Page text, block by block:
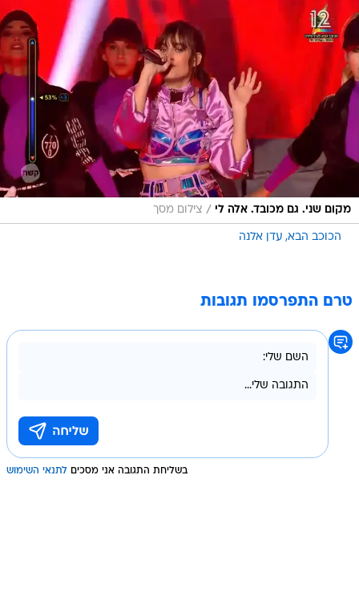
מקום שני. גם מכובד. אלה לי / צילום מסך
הכוכב הבא עדן אלנה
טרם התפרסמו תגובות
בשליחת התגובה אני מסכים לתנאי השימוש